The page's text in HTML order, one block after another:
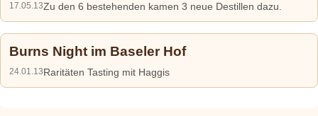
17.05.13Zu den 6 bestehenden kamen 3 neue Destillen dazu.
Burns Night im Baseler Hof
24.01.13 Raritäten Tasting mit Haggis